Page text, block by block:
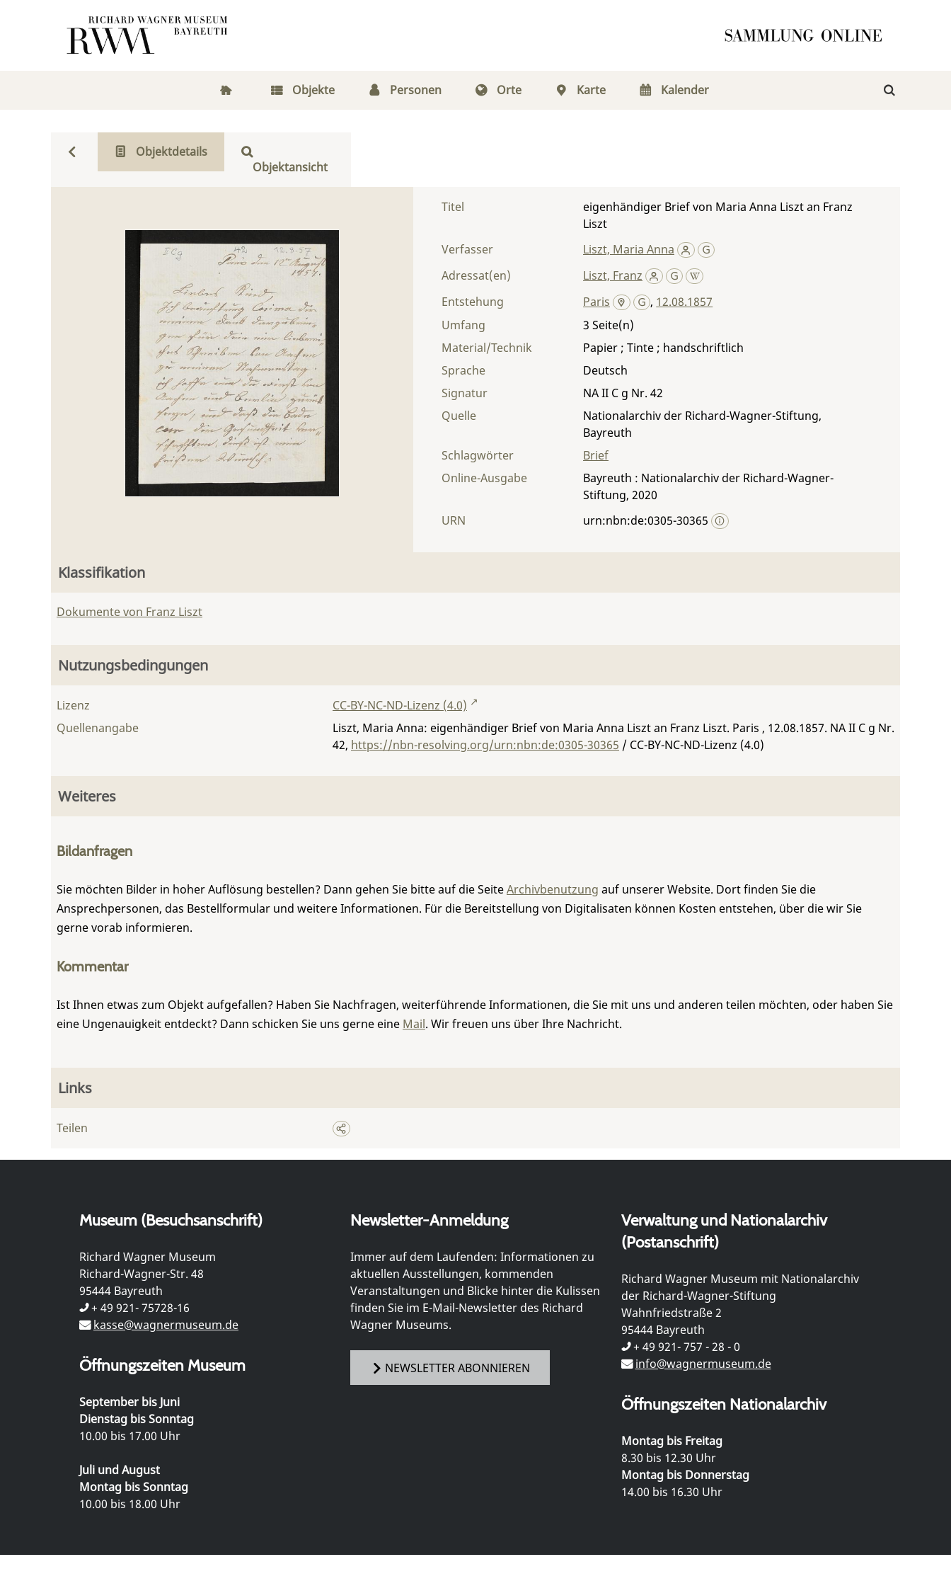
Objekte Personen Orte Karte Kalender
Objektdetails
Objektansicht
Titel
eigenhändiger Brief von Maria Anna Liszt an Franz
Liszt
Verfasser
Liszt, Maria Anna
Adressat(en)
Liszt, Franz
Entstehung
Paris , 12.08.1857
Umfang
3
Material/Technik
Papier ; Tinte ; handschriftlich
Sprache
Deutsch
Signatur
NA II C g Nr. 42
Quelle
Nationalarchiv der Richard-Wagner-Stiftung,
Bayreuth
Schlagwörter
Brief
Online-Ausgabe
Bayreuth : Nationalarchiv der Richard-Wagner-
Stiftung, 2020
URN
urn:nbn:de:0305-30365
Klassifikation
Dokumente von Franz Liszt
Nutzungsbedingungen
Lizenz
CC-BY-NC-ND-Lizenz (4.0)
Quellenangabe
Liszt, Maria Anna: eigenhändiger Brief von Maria Anna Liszt an Franz Liszt. Paris , 12.08.1857. NA II C g Nr.
42, https://nbn-resolving.org/urn:nbn:de:0305-30365 / CC-BY-NC-ND-Lizenz (4.0)
Weiteres
Bildanfragen
Sie möchten Bilder in hoher Auflösung bestellen? Dann gehen Sie bitte auf die SeiteArchivbenutzung auf unserer Website. Dort finden Sie die
Ansprechpersonen, das Bestellformular und weitere Informationen. Für die Bereitstellung von Digitalisaten können Kosten entstehen, über die wir Sie
gerne vorab informieren.
Kommentar
Ist Ihnen etwas zum Objekt aufgefallen? Haben Sie Nachfragen, weiterführende Informationen, die Sie mit uns und anderen teilen möchten, oder haben Sie
eine Ungenauigkeit entdeckt? Dann schicken Sie uns gerne eine Mail. Wir freuen uns über Ihre Nachricht.
Links
Teilen
Museum (Besuchsanschrift)
Richard Wagner Museum
Richard-Wagner-Str. 48
95444 Bayreuth
+ 49 921- 75728-16
kasse@wagnermuseum.de
Öffnungszeiten Museum
September bis Juni
Dienstag bis Sonntag
10.00 bis 17.00 Uhr
Juli und August
Montag bis Sonntag
10.00 bis 18.00 Uhr
Newsletter-Anmeldung
Immer auf dem Laufenden: Informationen zu
aktuellen Ausstellungen, kommenden
Veranstaltungen und Blicke hinter die Kulissen
finden Sie im E-Mail-Newsletter des Richard
Wagner Museums.
NEWSLETTER ABONNIEREN
Verwaltung und Nationalarchiv
(Postanschrift)
Richard Wagner Museum mit Nationalarchiv
der Richard-Wagner-Stiftung
Wahnfriedstraße 2
95444 Bayreuth
+ 49 921- 757 - 28 - 0
info@wagnermuseum.de
Öffnungszeiten Nationalarchiv
Montag bis Freitag
8.30 bis 12.30 Uhr
Montag bis Donnerstag
14.00 bis 16.30 Uhr